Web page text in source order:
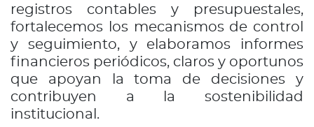
registros contables y presupuestales,
fortalecemos los mecanismos de control
y seguimiento, y elaboramos informes
financieros periódicos, claros y oportunos
que apoyan la toma de decisiones y
contribuyen a la sostenibilidad
institucional.